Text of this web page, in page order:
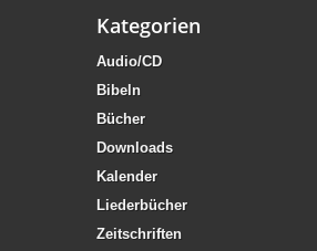
Kategorien
Audio/CD
Bibeln
Bücher
Downloads
Kalender
Liederbücher
Zeitschriften